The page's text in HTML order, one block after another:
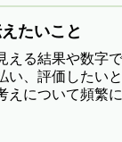
たいこと
える結果や数字
い、評価したい
えについて頻繁